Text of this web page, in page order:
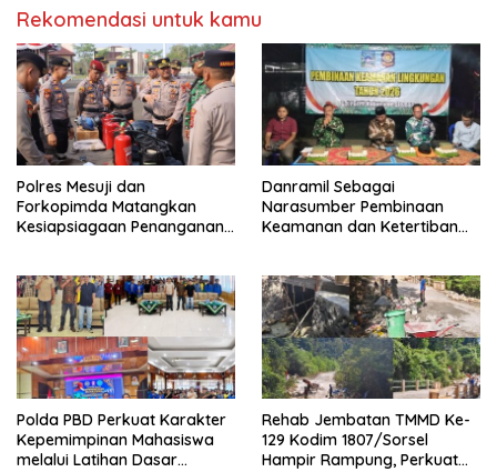
Rekomendasi untuk kamu
Polres Mesuji dan
Forkopimda Matangkan
Kesiapsiagaan Penanganan
Danramil Sebagai
Narasumber Pembinaan
Keamanan dan Ketertiban
Polda PBD Perkuat Karakter
Kepemimpinan Mahasiswa
melalui Latihan Dasar
Rehab Jembatan TMMD Ke-
129 Kodim 1807/Sorsel
Hampir Rampung, Perkuat